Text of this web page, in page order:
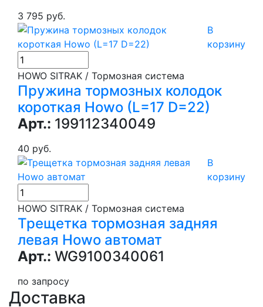
3 795 руб.
В
корзину
HOWO SITRAK / Тормозная система
Пружина тормозных колодок
короткая Howo (L=17 D=22)
Арт.: 199112340049
40 руб.
В
корзину
HOWO SITRAK / Тормозная система
Трещетка тормозная задняя
левая Howo автомат
Арт.: WG9100340061
по запросу
Доставка